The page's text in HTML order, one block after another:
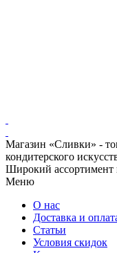
Магазин «Сливки» -
кондитерского
Широкий
Меню
О нас
Доставка и
Статьи
Условия скидок